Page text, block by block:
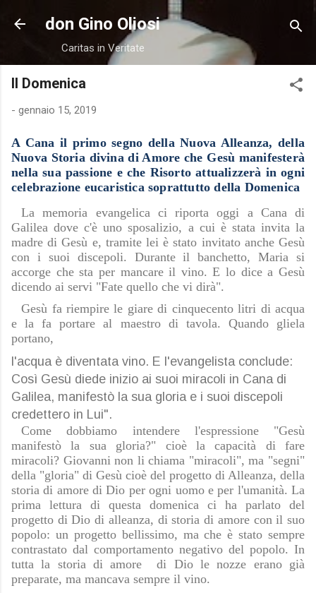
Passa ai contenuti principali
don Gino Oliosi
Caritas in Veritate
II Domenica
- gennaio 15, 2019
A Cana il primo segno della Nuova Alleanza, della
Nuova Storia divina di Amore che Gesù manifesterà
nella sua passione e che Risorto attualizzerà in ogni
celebrazione eucaristica soprattutto della Domenica
La memoria evangelica ci riporta oggi a Cana di
Galilea dove c'è uno sposalizio, a cui è stata invita la
madre di Gesù e, tramite lei è stato invitato anche Gesù
con i suoi discepoli. Durante il banchetto, Maria si
accorge che sta per mancare il vino. E lo dice a Gesù
dicendo ai servi "Fate quello che vi dirà".
Gesù fa riempire le giare di cinquecento litri di acqua
e la fa portare al maestro di tavola. Quando gliela
portano,
l'acqua è diventata vino. E l'evangelista conclude:
Così Gesù diede inizio ai suoi miracoli in Cana di
Galilea, manifestò la sua gloria e i suoi discepoli
credettero in Lui".
Come dobbiamo intendere l'espressione "Gesù
manifestò la sua gloria?" cioè la capacità di fare
miracoli? Giovanni non li chiama "miracoli", ma "segni"
della "gloria" di Gesù cioè del progetto di Alleanza, della
storia di amore di Dio per ogni uomo e per l'umanità. La
prima lettura di questa domenica ci ha parlato del
progetto di Dio di alleanza, di storia di amore con il suo
popolo: un progetto bellissimo, ma che è stato sempre
contrastato dal comportamento negativo del popolo. In
tutta la storia di amore di Dio le nozze erano già
preparate, ma mancava sempre il vino.